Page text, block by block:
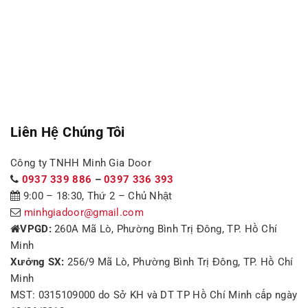
Liên Hệ Chúng Tôi
Công ty TNHH Minh Gia Door
0937 339 886 –0397 336 393
9:00 – 18:30, Thứ 2 – Chủ Nhật
minhgiadoor@gmail.com
VPGD:260A Mã Lò, Phường Bình Trị Đông, TP. Hồ Chí
Minh
Xưởng SX: 256/9 Mã Lò, Phường Bình Trị Đông, TP. Hồ Chí
Minh
MST: 0315109000 do Sở KH và DT TP Hồ Chí Minh cấp ngày